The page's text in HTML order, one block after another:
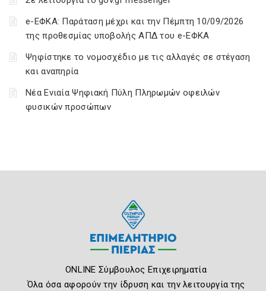
e-ΕΦΚΑ: Παράταση μέχρι και την Πέμπτη 10/09/2026
της προθεσμίας υποβολής ΑΠΔ του e-ΕΦΚΑ
Ψηφίστηκε το νομοσχέδιο με τις αλλαγές σε στέγαση
και αναπηρία
Νέα Ενιαία Ψηφιακή Πύλη Πληρωμών οφειλών
φυσικών προσώπων
ONLINE Σύμβουλος Επιχειρηματία
Όλα όσα αφορούν την ίδρυση και την λειτουργία της